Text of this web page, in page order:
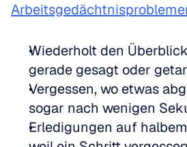
Wiederholt den
gerade gesagt oder
Vergessen, wo etwas
sogar nach wenigen
Erledigungen auf